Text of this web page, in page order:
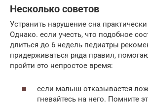
Несколько советов
Устранить нарушение сна
Однако. если учесть, что подобное
длиться до 6 недель педиатры
придерживаться ряда правил,
пройти это непростое время:
если малыш отказывается
гневайтесь на него. Помните